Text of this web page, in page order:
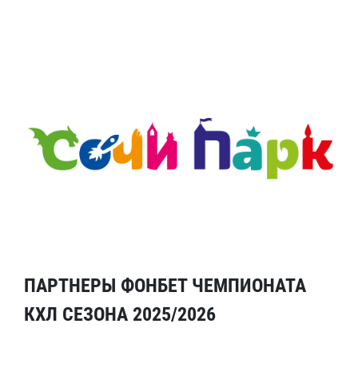
ПАРТНЕРЫ ФОНБЕТ ЧЕМПИОНАТА
КХЛ СЕЗОНА 2025/2026